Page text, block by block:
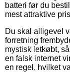
batteri før du
mest attraktive
Du skal alligevel
forretning
mystisk letkøbt,
en falsk internet
en regel, hvilket